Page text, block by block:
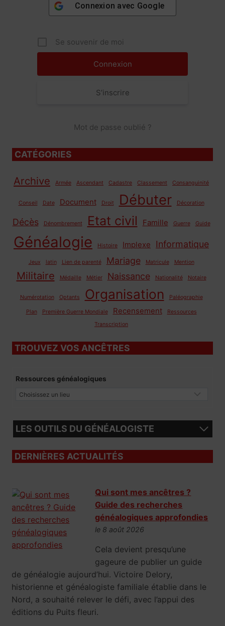
Connexion avec Google
Se souvenir de moi
S’inscrire
Mot de passe oublié ?
CATÉGORIES
Archive Armée Ascendant Cadastre Classement Consanguinité
Conseil Date Document Droit Débuter Décoration
Décès Dénombrement Etat civil Famille Guerre Guide
Généalogie Histoire Implexe Informatique
Jeux latin Lien de parenté Mariage Matricule Mention
Militaire Médaille Métier Naissance Nationalité Notaire
Numérotation Optants Organisation Paléographie
Plan Première Guerre Mondiale Recensement
Ressources
Transcription
TROUVEZ VOS ANCÊTRES
Ressources généalogiques
LES OUTILS DU GÉNÉALOGISTE
DERNIÈRES ACTUALITÉS
Qui sont mes ancêtres ?
Guide des recherches
généalogiques approfondies
le 8 août 2026
Cela devient presqu’une
gageure de publier un guide
de généalogie aujourd’hui. Victoire Delory,
historienne et généalogiste familiale établie dans le
Nord, a souhaité relever le défi, avec l’appui des
éditions du Puits fleuri.